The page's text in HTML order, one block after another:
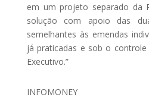
em um projeto separado da
solução com apoio das
semelhantes às emendas
já praticadas e sob o
Executivo.”
INFOMONEY